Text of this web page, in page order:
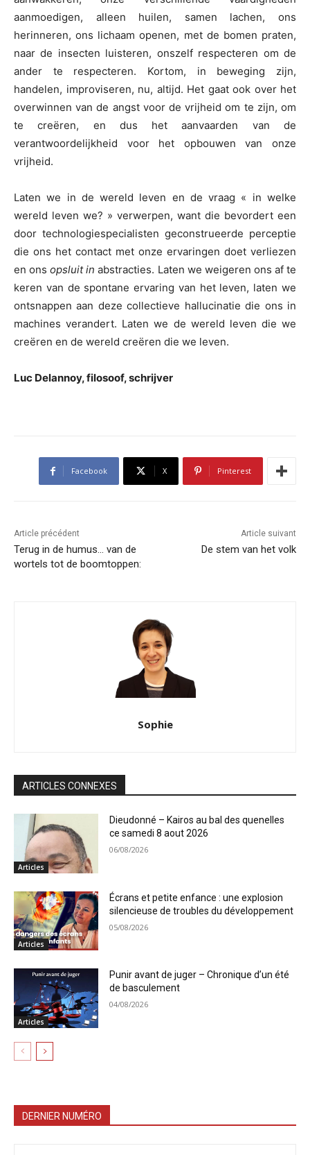
aanmoedigen, alleen huilen, samen lachen, ons
herinneren, ons lichaam openen, met de bomen praten,
naar de insecten luisteren, onszelf respecteren om de
ander te respecteren. Kortom, in beweging zijn,
handelen, improviseren, nu, altijd. Het gaat ook over het
overwinnen van de angst voor de vrijheid om te zijn, om
te creëren, en dus het aanvaarden van de
verantwoordelijkheid voor het opbouwen van onze
vrijheid.
Laten we in de wereld leven en de vraag « in welke
wereld leven we? » verwerpen, want die bevordert een
door technologiespecialisten geconstrueerde perceptie
die ons het contact met onze ervaringen doet verliezen
en onsopsluit inabstracties. Laten we weigeren ons af te
keren van de spontane ervaring van het leven, laten we
ontsnappen aan deze collectieve hallucinatie die ons in
machines verandert. Laten we de wereld leven die we
creëren en de wereld creëren die we leven.
Luc Delannoy, filosoof, schrijver
Facebook X Pinterest
Article précédent
Terug in de humus… van de
wortels tot de boomtoppen:
Article suivant
De stem van het volk
Sophie
ARTICLES CONNEXES
Articles
Dieudonné – Kairos au bal des quenelles
ce samedi 8 aout 2026
06/08/2026
Articles
Écrans et petite enfance : une explosion
silencieuse de troubles du développement
05/08/2026
Articles
Punir avant de juger – Chronique d’un été
de basculement
04/08/2026
DERNIER NUMÉRO